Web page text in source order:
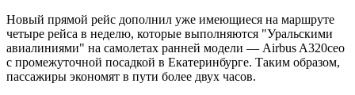
Новый прямой рейс дополнил уже имеющиеся на маршруте
четыре рейса в неделю, которые выполняются "Уральскими
авиалиниями" на самолетах ранней модели — Airbus A320ceo
с промежуточной посадкой в Екатеринбурге. Таким образом,
пассажиры экономят в пути более двух часов.